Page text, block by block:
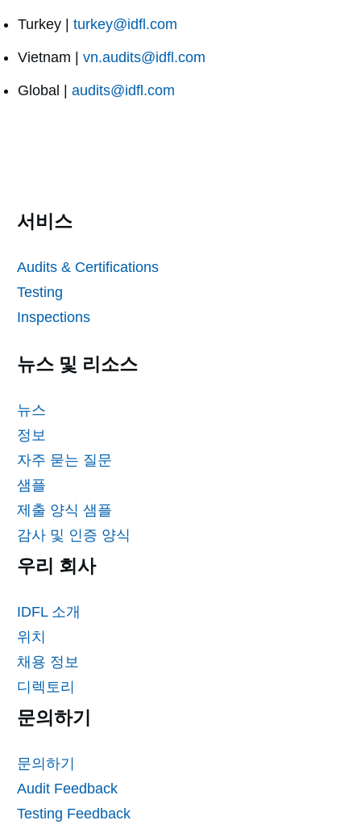
Turkey | turkey@idfl.com
Vietnam | vn.audits@idfl.com
Global | audits@idfl.com
서비스
Audits & Certifications
Testing
Inspections
뉴스 및 리소스
뉴스
정보
자주 묻는 질문
샘플
제출 양식 샘플
감사 및 인증 양식
우리 회사
IDFL 소개
위치
채용 정보
디렉토리
문의하기
문의하기
Audit Feedback
Testing Feedback